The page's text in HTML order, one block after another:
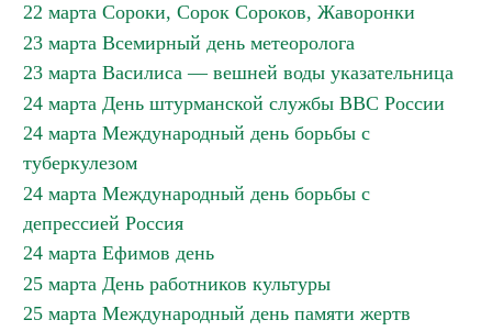
22 марта Сороки, Сорок Сороков, Жаворонки
23 марта Всемирный день метеоролога
23 марта Василиса — вешней воды указательница
24 марта День штурманской службы ВВС России
24 марта Международный день борьбы с
туберкулезом
24 марта Международный день борьбы с
депрессией Россия
24 марта Ефимов день
25 марта День работников культуры
25 марта Международный день памяти жертв